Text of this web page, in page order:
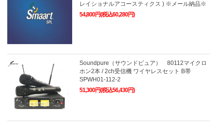
レイショナルアコースティクス ) ※メール納品※
54,800円(税込60,280円)
Soundpure（サウンドピュア） 80112マイクロ
ホン2本 / 2ch受信機 ワイヤレスセット B帯
SPWH01-112-2
51,300円(税込56,430円)